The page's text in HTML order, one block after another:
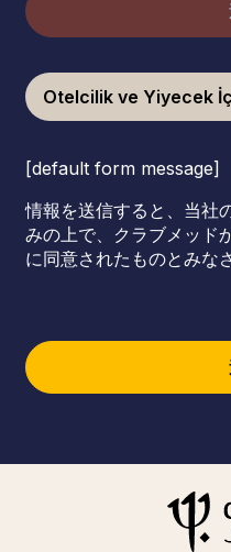
Otelcilik ve Yiyecek
[default form message]
情報を送信すると、当社
みの上で、クラブメッド
に同意されたものとみな